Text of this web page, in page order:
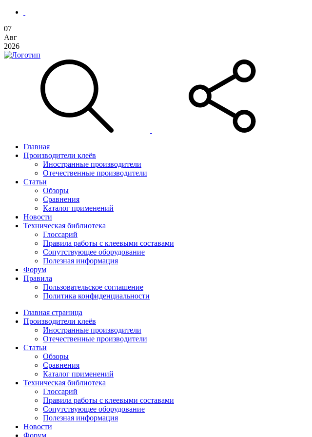
07
Авг
2026
Главная
Производители клеёв
Иностранные производители
Отечественные производители
Статьи
Обзоры
Сравнения
Каталог применений
Новости
Техническая библиотека
Глоссарий
Правила работы с клеевыми составами
Сопутствующее оборудование
Полезная информация
Форум
Правила
Пользовательское соглашение
Политика конфиденциальности
Главная страница
Производители клеёв
Иностранные производители
Отечественные производители
Статьи
Обзоры
Сравнения
Каталог применений
Техническая библиотека
Глоссарий
Правила работы с клеевыми составами
Сопутствующее оборудование
Полезная информация
Новости
Форум